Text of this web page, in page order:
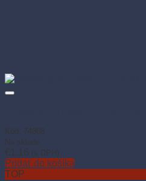
Kód: 74808
Na sklade
€1.16 (s DPH)
Pridať do košíka
TOP